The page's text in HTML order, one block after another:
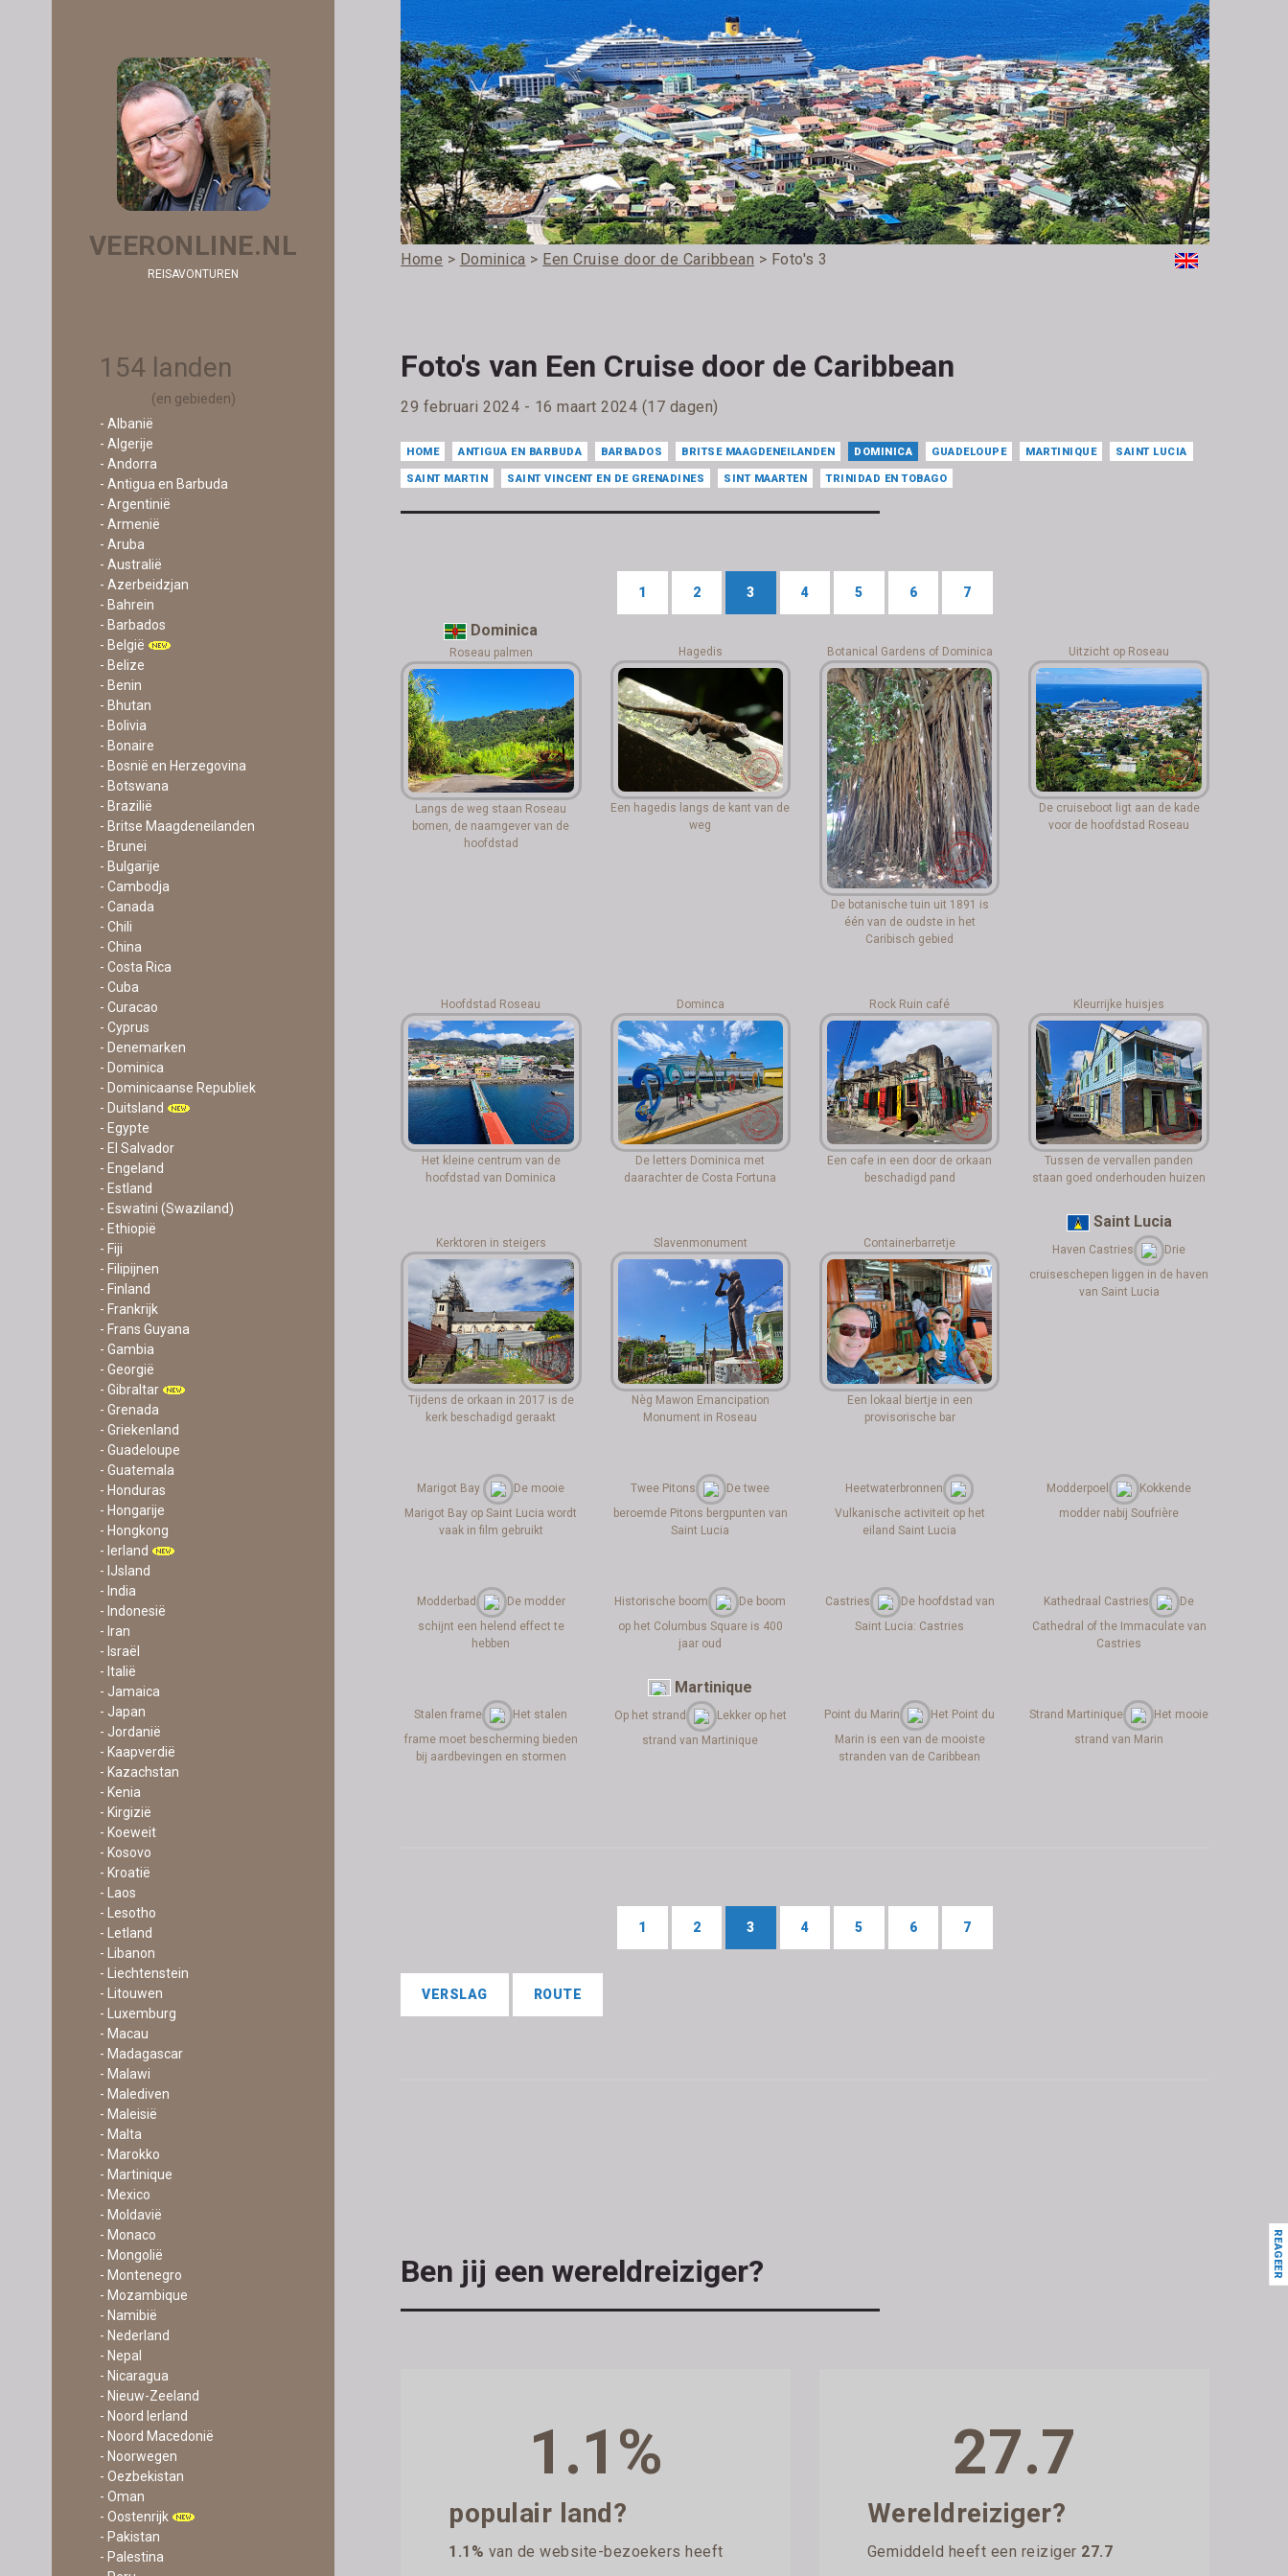
VEERONLINE.NL
REISAVONTUREN
154 landen
(en gebieden)
- Albanië
- Algerije
- Andorra
- Antigua en Barbuda
- Argentinië
- Armenië
- Aruba
- Australië
- Azerbeidzjan
- Bahrein
- Barbados
- België
- Belize
- Benin
- Bhutan
- Bolivia
- Bonaire
- Bosnië en Herzegovina
- Botswana
- Brazilië
- Britse Maagdeneilanden
- Brunei
- Bulgarije
- Cambodja
- Canada
- Chili
- China
- Costa Rica
- Cuba
- Curacao
- Cyprus
- Denemarken
- Dominica
- Dominicaanse Republiek
- Duitsland
- Egypte
- El Salvador
- Engeland
- Estland
- Eswatini (Swaziland)
- Ethiopië
- Fiji
- Filipijnen
- Finland
- Frankrijk
- Frans Guyana
- Gambia
- Georgië
- Gibraltar
- Grenada
- Griekenland
- Guadeloupe
- Guatemala
- Honduras
- Hongarije
- Hongkong
- Ierland
- IJsland
- India
- Indonesië
- Iran
- Israël
- Italië
- Jamaica
- Japan
- Jordanië
- Kaapverdië
- Kazachstan
- Kenia
- Kirgizië
- Koeweit
- Kosovo
- Kroatië
- Laos
- Lesotho
- Letland
- Libanon
- Liechtenstein
- Litouwen
- Luxemburg
- Macau
- Madagascar
- Malawi
- Malediven
- Maleisië
- Malta
- Marokko
- Martinique
- Mexico
- Moldavië
- Monaco
- Mongolië
- Montenegro
- Mozambique
- Namibië
- Nederland
- Nepal
- Nicaragua
- Nieuw-Zeeland
- Noord Ierland
- Noord Macedonië
- Noorwegen
- Oezbekistan
- Oman
- Oostenrijk
- Pakistan
- Palestina
Home > Dominica > Een Cruise door de Caribbean > Foto's 3
Foto's van Een Cruise door de Caribbean
29 februari 2024 - 16 maart 2024 (17 dagen)
HOME ANTIGUA EN BARBUDA BARBADOS BRITSE MAAGDENEILANDEN DOMINICA GUADELOUPE MARTINIQUE SAINT LUCIA
SAINT MARTIN SAINT VINCENT EN DE GRENADINES SINT MAARTEN TRINIDAD EN TOBAGO
1 2 3 4 5 6 7
Dominica
Roseau palmen
Langs de weg staan Roseau
bomen, de naamgever van de
hoofdstad
Hagedis
Een hagedis langs de kant van de
weg
Botanical Gardens of Dominica
De botanische tuin uit 1891 is
één van de oudste in het
Caribisch gebied
Uitzicht op Roseau
De cruiseboot ligt aan de kade
voor de hoofdstad Roseau
Hoofdstad Roseau
Het kleine centrum van de
hoofdstad van Dominica
Dominca
De letters Dominica met
daarachter de Costa Fortuna
Rock Ruin café
Een cafe in een door de orkaan
beschadigd pand
Kleurrijke huisjes
Tussen de vervallen panden
staan goed onderhouden huizen
Kerktoren in steigers
Tijdens de orkaan in 2017 is de
kerk beschadigd geraakt
Slavenmonument
Nèg Mawon Emancipation
Monument in Roseau
Containerbarretje
Een lokaal biertje in een
provisorische bar
Saint Lucia
Haven Castries
Drie
cruiseschepen liggen in de haven
van Saint Lucia
Marigot Bay
De mooie
Marigot Bay op Saint Lucia wordt
vaak in film gebruikt
Twee Pitons
De twee
beroemde Pitons bergpunten van
Saint Lucia
Heetwaterbronnen
Vulkanische activiteit op het
eiland Saint Lucia
Modderpoel
Kokkende
modder nabij Soufrière
Modderbad
De modder
schijnt een helend effect te
hebben
Historische boom
De boom
op het Columbus Square is 400
jaar oud
Castries
De hoofdstad van
Saint Lucia: Castries
Kathedraal Castries
De
Cathedral of the Immaculate van
Castries
Stalen frame
Het stalen
frame moet bescherming bieden
bij aardbevingen en stormen
Martinique
Op het strand
Lekker op het
strand van Martinique
Point du Marin
Het Point du
Marin is een van de mooiste
stranden van de Caribbean
Strand Martinique
Het mooie
strand van Marin
1 2 3 4 5 6 7
VERSLAG ROUTE
Ben jij een wereldreiziger?
1.1%
populair land?
1.1% van de website-bezoekers heeft
27.7
Wereldreiziger?
Gemiddeld heeft een reiziger 27.7
REAGEER